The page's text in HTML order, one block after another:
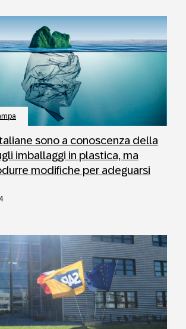
sono a conoscenza della
imballaggi in plastica, ma
modifiche per adeguarsi